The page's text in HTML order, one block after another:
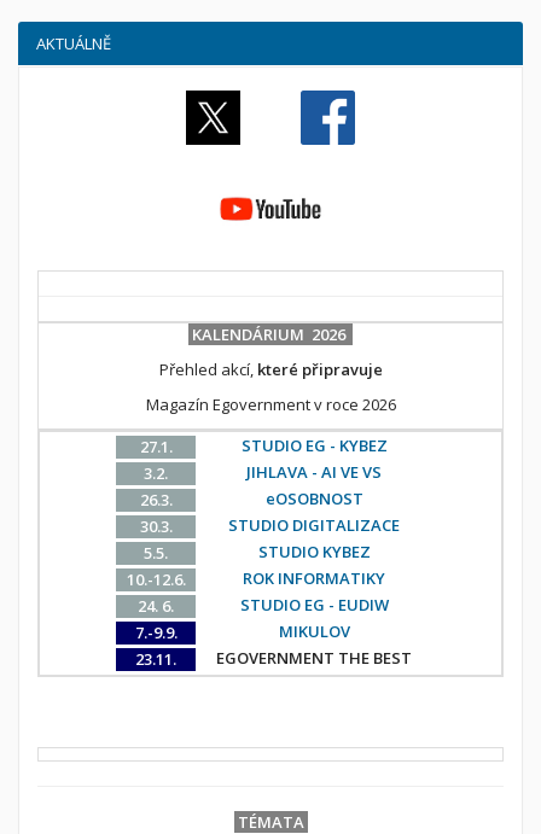
AKTUÁLNĚ
KALENDÁRIUM 2026
Přehled akcí, které připravuje
Magazín Egovernment v roce 2026
27.1.
STUDIO EG - KYBEZ
3.2.
JIHLAVA - AI VE VS
26.3.
eOSOBNOST
30.3.
STUDIO DIGITALIZACE
5.5.
STUDIO KYBEZ
10.-12.6.
ROK INFORMATIKY
24. 6.
STUDIO EG - EUDIW
7.-9.9.
MIKULOV
23.11.
EGOVERNMENT THE BEST
TÉMATA